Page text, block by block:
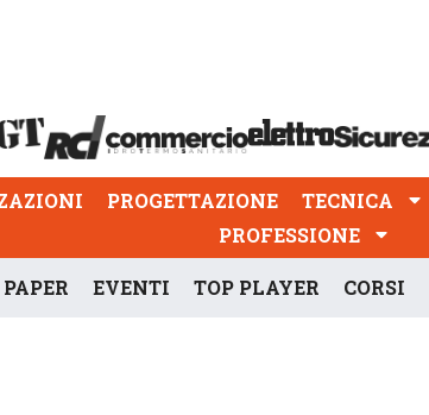
PROGETTAZIONE TECNICA
PROFESSIONE
EVENTI TOP PLAYER CORSI